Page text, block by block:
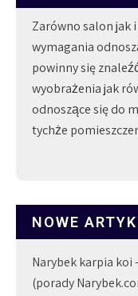
Zarówno salon jak
wymagania
powinny się
wyobrażenia jak
odnoszące się do
tychże
NOWE
Narybek karpia koi
(porady